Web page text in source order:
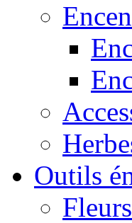
Outils